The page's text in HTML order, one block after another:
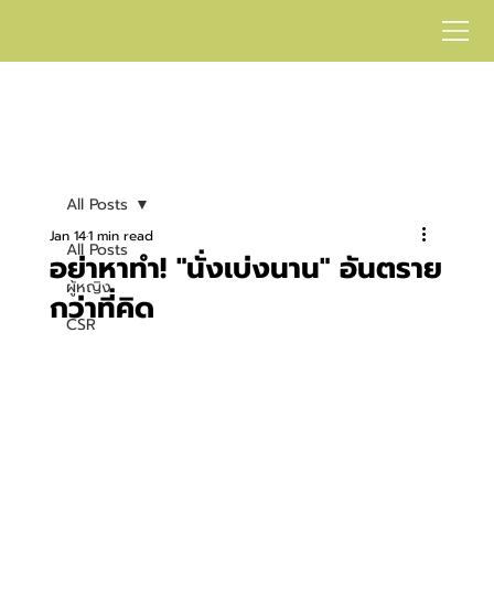
All Posts
ผู้หญิง
CSR
All Posts
อย่าหาทำ! "นั่งเบ่งนาน" อันตราย
กว่าที่คิด
Jan 141 min read